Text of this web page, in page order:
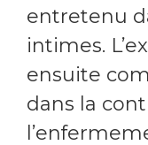
entretenu
intimes.
ensuite
dans la